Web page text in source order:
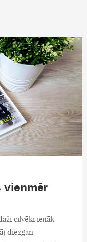
vienmēr
cilvēki ienāk
diezgan